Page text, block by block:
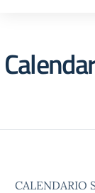
CALENDARIO